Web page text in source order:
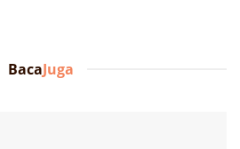
BacaJuga